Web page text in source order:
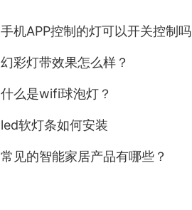
手机APP控制的灯可以开关控制吗
幻彩灯带效果怎么样？
什么是wifi球泡灯？
led软灯条如何安装
常见的智能家居产品有哪些？